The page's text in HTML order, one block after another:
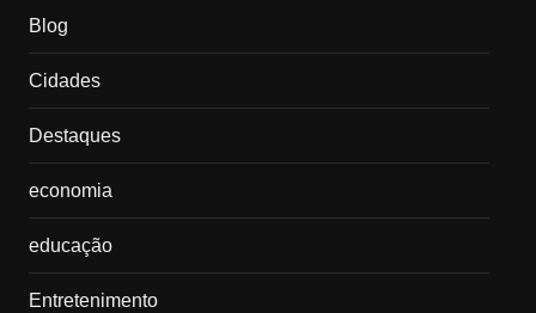
Blog
Cidades
Destaques
economia
educação
Entretenimento